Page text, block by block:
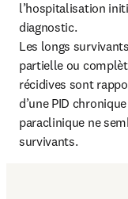
l’hospitalisation
diagnostic.
Les longs
partielle ou
récidives sont
d’une PID
paraclinique ne
survivants.